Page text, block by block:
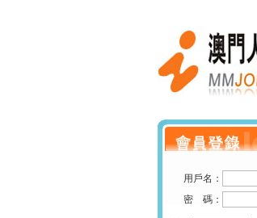
個人會員登錄
用戶名：
密 碼：